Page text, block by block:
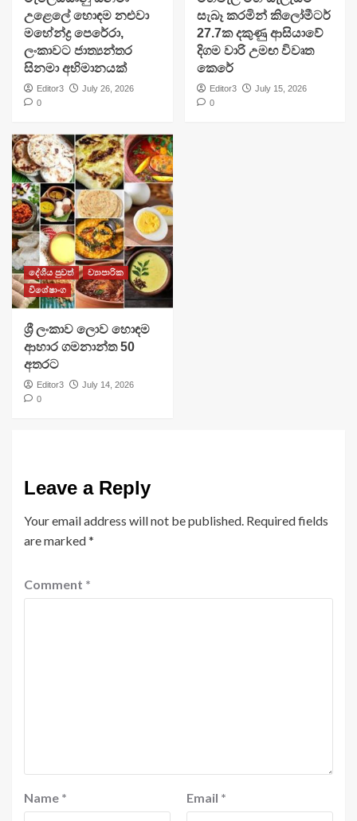
උළෙලේ හොඳම නළුවා
මහේන්ද්‍ර පෙරේරා,
ලංකාවට ජාත්‍යන්තර
සිනමා අභිමානයක්
Editor3
July 26, 2026
0
සැබෑ කරමින් කිලෝමීටර්
27.7ක දකුණු ආසියාවේ
දිගම වාරි උමඟ විවෘත
කෙරේ
Editor3
July 15, 2026
0
දේශීය පුවත්
ව්‍යාපාරික
විශේෂාංග
ශ්‍රී ලංකාව ලොව හොඳම
ආහාර ගමනාන්ත 50
අතරට
Editor3
July 14, 2026
0
Leave a Reply
Your email address will not be published. Required fields
are marked*
Comment *
Name * Email *